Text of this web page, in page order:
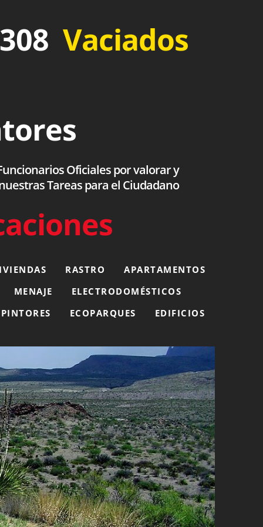
Vaciados
Oficiales por valorar y
Tareas para el Ciudadano
RASTRO
APARTAMENTOS
MENAJE
ELECTRODOMÉSTICOS
PINTORES
ECOPARQUES EDIFICIOS